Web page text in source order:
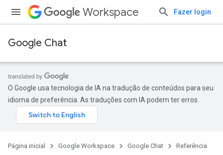
Workspace Fazer login
Google Chat
O Google usa tecnologia de IA na tradução de conteúdos para seu
idioma de preferência. As traduções com IA podem ter erros.
Página inicial Google Workspace Google Chat Referência